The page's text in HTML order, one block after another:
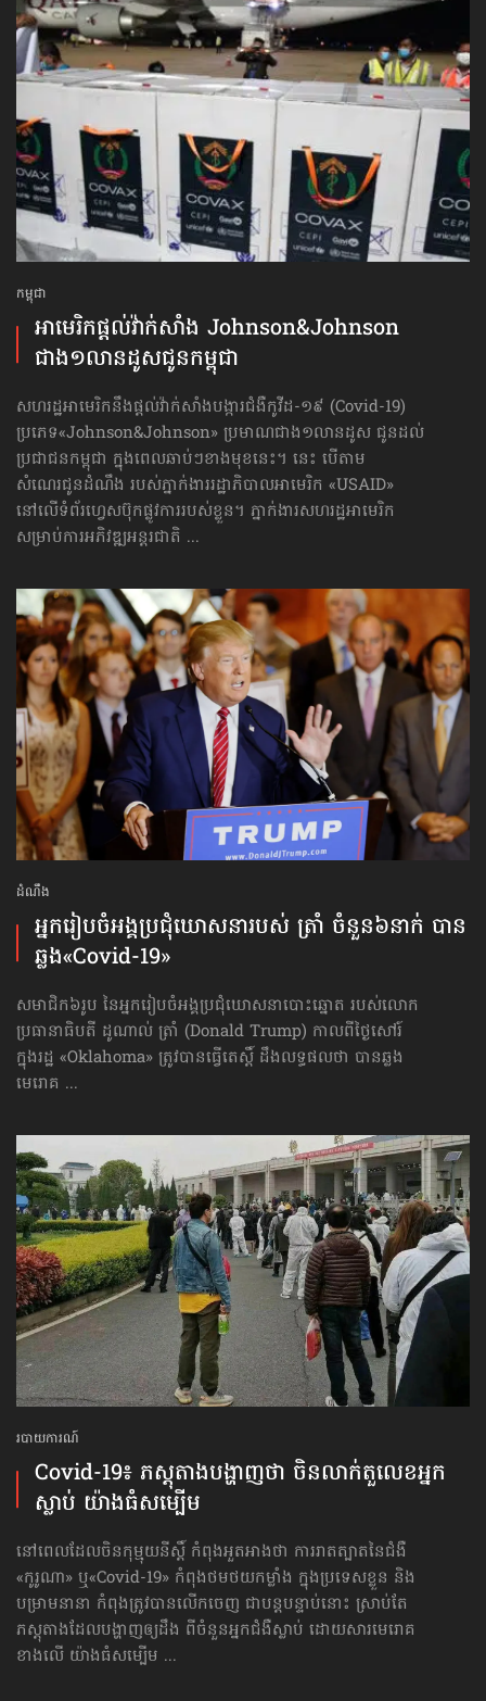
កម្ពុជា
អាមេរិក​ផ្ដល់វ៉ាក់សាំង Johnson&Johnson
ជាង១លានដូស​ជូនកម្ពុជា
សហរដ្ឋអាមេរិក​នឹងផ្ដល់វ៉ាក់សាំងបង្ការជំងឺកូវីដ-១៩ (Covid-19)
ប្រភេទ«Johnson&Johnson» ប្រមាណ​ជាង១លានដូស ជូនដល់
ប្រជាជន​កម្ពុជា ក្នុងពេលឆាប់ៗខាងមុខនេះ។ នេះ បើតាម
សំណេរជូនដំណឹង របស់​ភ្នាក់ងារ​រដ្ឋាភិបាលអាមេរិក «USAID»
នៅលើទំព័រហ្វេសប៊ុក​ផ្លូវការ​របស់ខ្លួន។ ភ្នាក់ងារសហរដ្ឋអាមេរិក
សម្រាប់ការអភិវឌ្ឍអន្តរជាតិ ...
ដំណឹង
អ្នករៀបចំ​អង្គប្រជុំ​ឃោសនា​របស់ ត្រាំ ចំនួន​​៦នាក់ បាន
ឆ្លង​«Covid-19»
សមាជិក៦រូប នៃអ្នករៀបចំអង្គប្រជុំឃោសនាបោះឆ្នោត របស់លោក
ប្រធានាធិបតី ដូណាល់ ត្រាំ (Donald Trump) កាលពីថ្ងៃសៅរ៍
ក្នុងរដ្ឋ «Oklahoma» ត្រូវបាន​ធ្វើ​តេស្ដិ៍ ដឹងលទ្ធផលថា បានឆ្លង
មេរោគ ...
របាយការណ៍
Covid-19៖ ភស្ដុតាង​បង្ហាញថា ចិន​លាក់​តួលេខ​អ្នក
ស្លាប់ យ៉ាងធំសម្បើម
នៅពេលដែលចិនកុម្មុយនីស្ដិ៍ កំពុងអួតអាងថា ការរាតត្បាតនៃជំងឺ​
«កូរូណា» ឬ​«Covid-19» កំពុងថមថយកម្លាំង ក្នុង​ប្រទេសខ្លួន និង
បម្រាមនានា កំពុងត្រូវបានលើកចេញ ជាបន្តបន្ទាប់នោះ ស្រាប់តែ
ភស្ដុតាង​ដែលបង្ហាញឲ្យដឹង ពីចំនួន​អ្នកជំងឺស្លាប់ ដោយសារមេរោគ
ខាងលើ យ៉ាងធំសម្បើម ...